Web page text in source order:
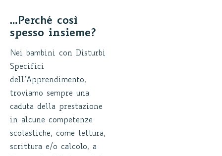
…Perché così
spesso insieme?
Nei bambini con Disturbi
Specifici
dell’Apprendimento,
troviamo sempre una
caduta della prestazione
in alcune competenze
scolastiche, come lettura,
scrittura e/o calcolo, a